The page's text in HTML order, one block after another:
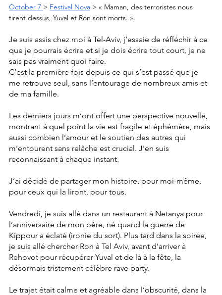
October 7 > Festival Nova > « Maman, des terroristes nous
tirent dessus, Yuval et Ron sont morts. ».
Je suis assis chez moi à Tel-Aviv, j’essaie de réfléchir à ce
que je pourrais écrire et si je dois écrire tout court, je ne
sais pas vraiment quoi faire.
C’est la première fois depuis ce qui s’est passé que je
me retrouve seul, sans l’entourage de nombreux amis et
de ma famille.
Les derniers jours m’ont offert une perspective nouvelle,
montrant à quel point la vie est fragile et éphémère, mais
aussi combien l’amour et le soutien des autres qui
m’entourent sans relâche est crucial. J’en suis
reconnaissant à chaque instant.
J’ai décidé de partager mon histoire, pour moi-même,
pour ceux qui la liront, pour tous.
Vendredi, je suis allé dans un restaurant à Netanya pour
l’anniversaire de mon père, né quand la guerre de
Kippour a éclaté (ironie du sort). Plus tard dans la soirée,
je suis allé chercher Ron à Tel Aviv, avant d’arriver à
Rehovot pour récupérer Yuval et de là à la fête, la
désormais tristement célèbre rave party.
Le trajet était calme et agréable dans l’obscurité, dans la